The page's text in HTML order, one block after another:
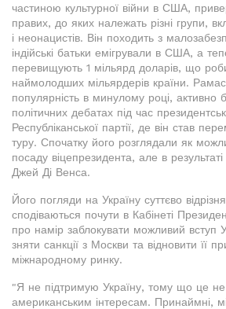
частиною культурної війни в США,
правих, до яких належать різні групи,
і неонацистів. Він походить з
індійські батьки емігрували в США, а
перевищують 1 мільярд доларів, що
наймолодших мільярдерів країни.
популярність в минулому році, активно
політичних дебатах під час
Республіканської партії, де він став
туру. Спочатку його розглядали як
посаду віцепрезидента, але в
Джей Ді Венса.
Його погляди на Україну суттєво
сподіваються почути в Кабінеті
про намір заблокувати можливий вступ
зняти санкції з Москви та відновити її
міжнародному ринку.
"Я не підтримую Україну, тому що це не
американським інтересам. Принаймні,